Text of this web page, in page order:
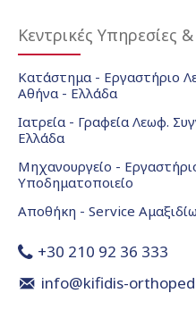
Κεντρικές Υπηρεσίες
Κατάστημα - Εργαστήριο
Αθήνα - Ελλάδα
Ιατρεία - Γραφεία Λεωφ.
Ελλάδα
Μηχανουργείο -
Υποδηματοποιείο
Αποθήκη - Service
+30 210 92 36 333
info@kifidis-